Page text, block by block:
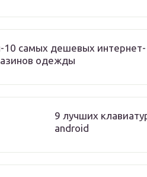
10 самых дешевых интернет-
одежды
9 лучших
android